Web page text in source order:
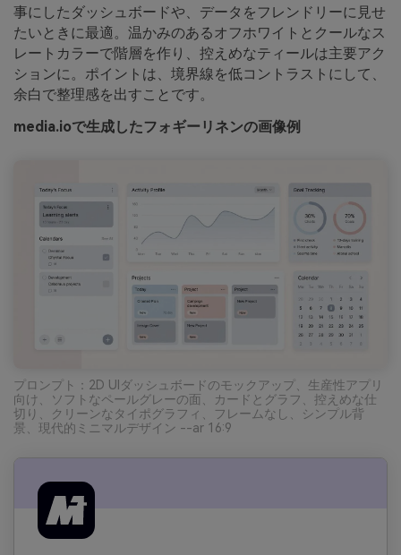
事にしたダッシュボードや、データをフレンドリーに見せ
たいときに最適。温かみのあるオフホワイトとクールなス
レートカラーで階層を作り、控えめなティールは主要アク
ションに。ポイントは、境界線を低コントラストにして、
余白で整理感を出すことです。
media.ioで生成したフォギーリネンの画像例
プロンプト：2D UIダッシュボードのモックアップ、生産性アプリ
向け、ソフトなペールグレーの面、カードとグラフ、控えめな仕
切り、クリーンなタイポグラフィ、フレームなし、シンプル背
景、現代的ミニマルデザイン --ar 16:9